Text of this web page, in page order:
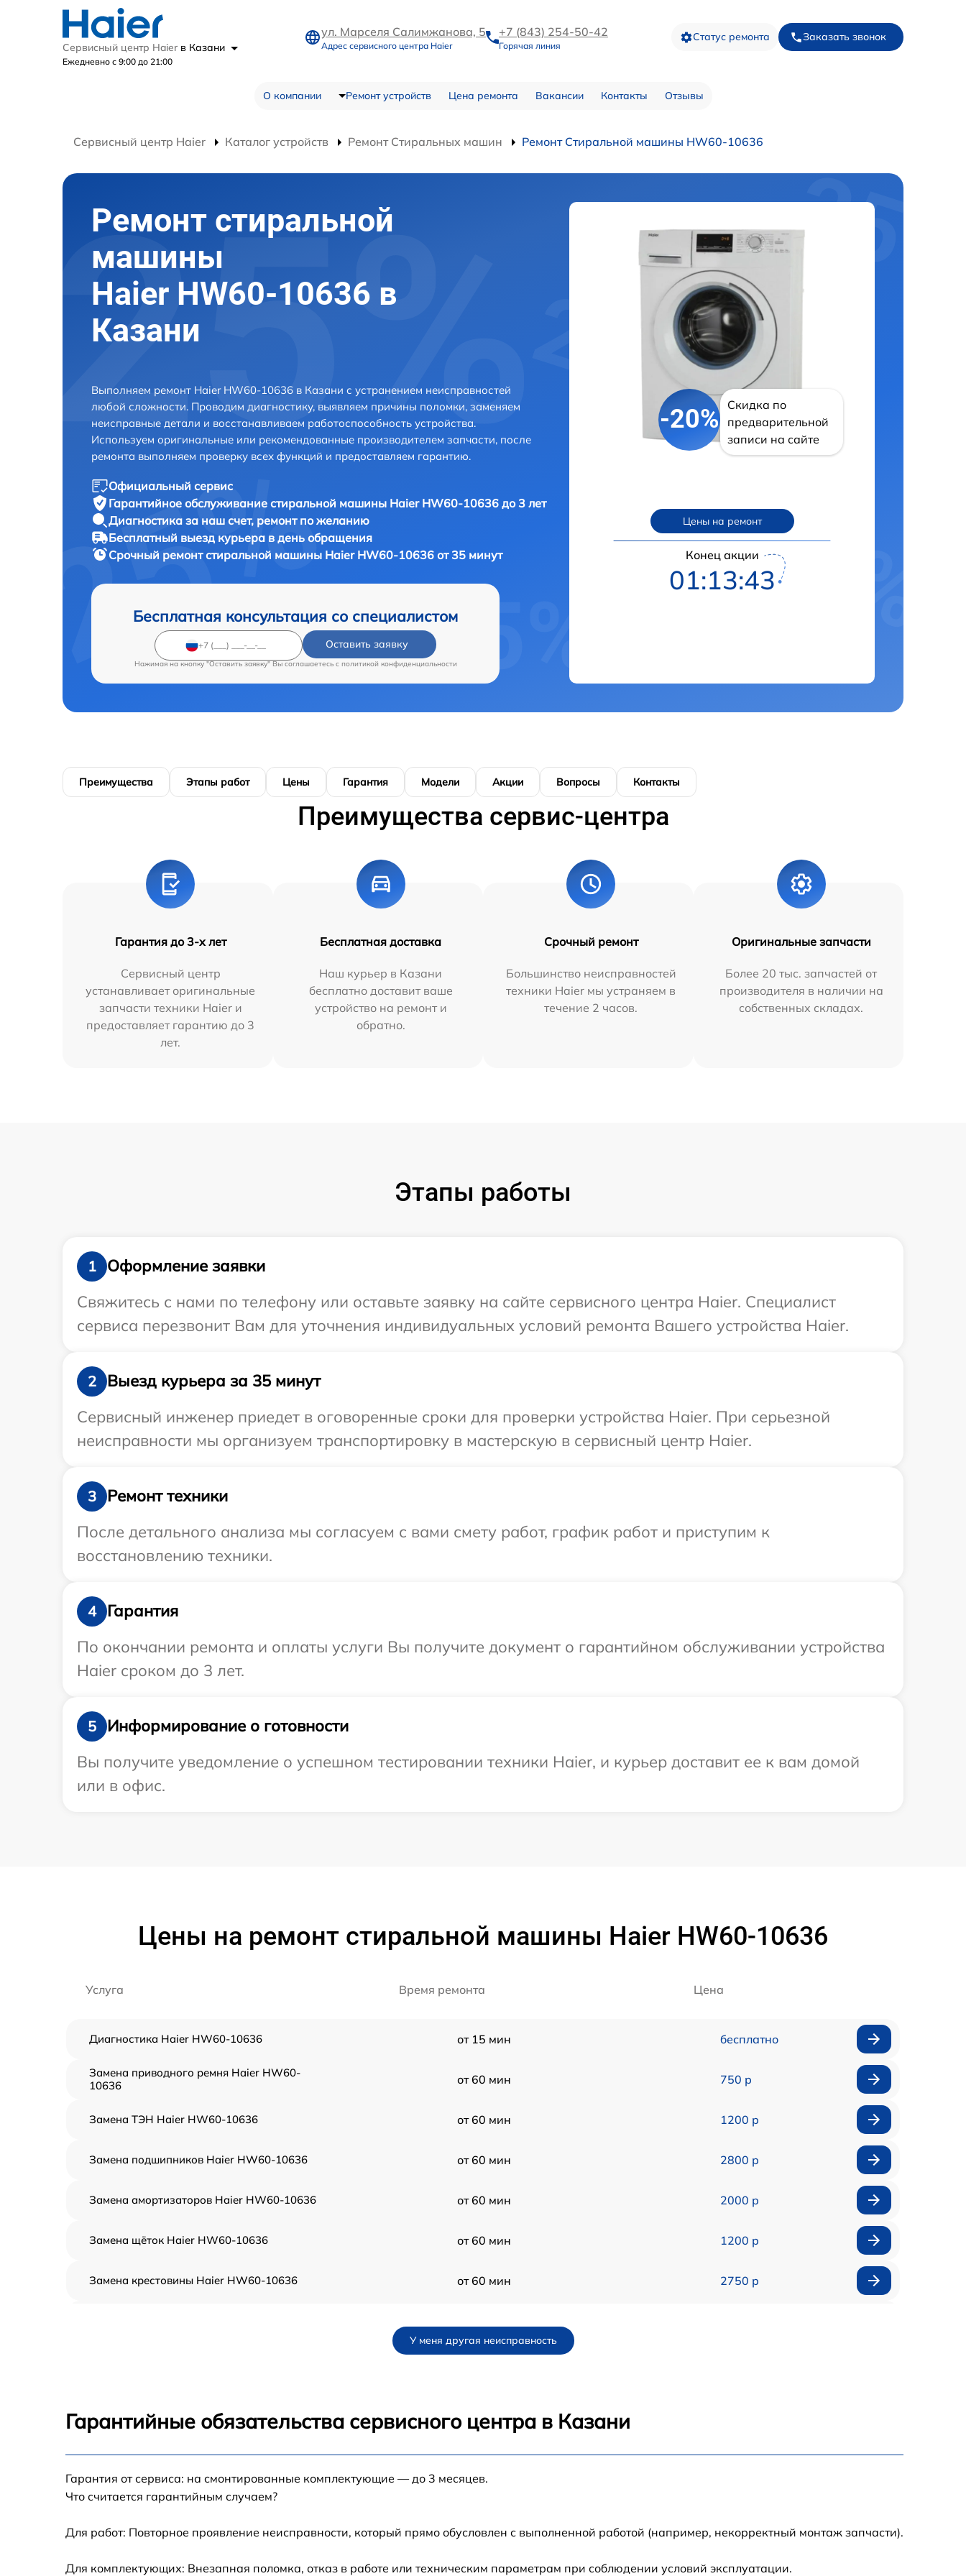
Сервисный центр Haier в Казани
Ежедневно с 9:00 до 21:00
ул. Марселя Салимжанова, 5
Адрес сервисного центра Haier
+7 (843) 254-50-42
Горячая линия
Статус ремонта Заказать звонок
О компании Ремонт устройств Цена ремонта Вакансии Контакты Отзывы
Сервисный центр Haier Каталог устройств Ремонт Стиральных машин Ремонт Стиральной машины HW60-10636
Ремонт стиральной
машины
Haier HW60-10636 в
Казани
Выполняем ремонт Haier HW60-10636 в Казани с устранением неисправностей
любой сложности. Проводим диагностику, выявляем причины поломки, заменяем
неисправные детали и восстанавливаем работоспособность устройства.
Используем оригинальные или рекомендованные производителем запчасти, после
ремонта выполняем проверку всех функций и предоставляем гарантию.
Официальный сервис
Гарантийное обслуживание стиральной машины Haier HW60-10636 до 3 лет
Диагностика за наш счет, ремонт по желанию
Бесплатный выезд курьера в день обращения
Срочный ремонтстиральной машины Haier HW60-10636 от 35 минут
Бесплатная консультация со специалистом
Оставить заявку
Нажимая на кнопку "Оставить заявку" Вы соглашаетесь c политикой конфиденциальности
-20%
Скидка по
предварительной
записи на сайте
Цены на ремонт
Конец акции
01:13:42
Преимущества Этапы работ Цены Гарантия Модели Акции Вопросы Контакты
Преимущества сервис-центра
Гарантия до 3-х лет
Сервисный центр
устанавливает оригинальные
запчасти техники Haier и
предоставляет гарантию до 3
лет.
Бесплатная доставка
Наш курьер в Казани
бесплатно доставит ваше
устройство на ремонт и
обратно.
Срочный ремонт
Большинство неисправностей
техники Haier мы устраняем в
течение 2 часов.
Оригинальные запчасти
Более 20 тыс. запчастей от
производителя в наличии на
собственных складах.
Этапы работы
1
Оформление заявки
Свяжитесь с нами по телефону или оставьте заявку на сайте сервисного центра Haier. Специалист
сервиса перезвонит Вам для уточнения индивидуальных условий ремонта Вашего устройства Haier.
2
Выезд курьера за 35 минут
Сервисный инженер приедет в оговоренные сроки для проверки устройства Haier. При серьезной
неисправности мы организуем транспортировку в мастерскую в сервисный центр Haier.
3
Ремонт техники
После детального анализа мы согласуем с вами смету работ, график работ и приступим к
восстановлению техники.
4
Гарантия
По окончании ремонта и оплаты услуги Вы получите документ о гарантийном обслуживании устройства
Haier сроком до 3 лет.
5
Информирование о готовности
Вы получите уведомление о успешном тестировании техники Haier, и курьер доставит ее к вам домой
или в офис.
Цены на ремонт стиральной машины Haier HW60-10636
Услуга Время ремонта Цена
Диагностика Haier HW60-10636 от 15 мин бесплатно
Замена приводного ремня Haier HW60-
10636
от 60 мин 750 р
Замена ТЭН Haier HW60-10636 от 60 мин 1200 р
Замена подшипников Haier HW60-10636 от 60 мин 2800 р
Замена амортизаторов Haier HW60-10636 от 60 мин 2000 р
Замена щёток Haier HW60-10636 от 60 мин 1200 р
Замена крестовины Haier HW60-10636 от 60 мин 2750 р
Ремонт/замена датчика температуры Haier
Замена УБЛ Haier HW60-10636 от 60 мин
HW60-10636
Замена сливного шланга Haier HW60-10636
У меня другая неисправность
Гарантийные обязательства сервисного центра в Казани
Гарантия от сервиса: на смонтированные комплектующие — до 3 месяцев.
Что считается гарантийным случаем?
Для работ: Повторное проявление неисправности, который прямо обусловлен с выполненной работой (например, некорректный монтаж запчасти).
Для комплектующих: Внезапная поломка, отказ в работе или техническим параметрам при соблюдении условий эксплуатации.